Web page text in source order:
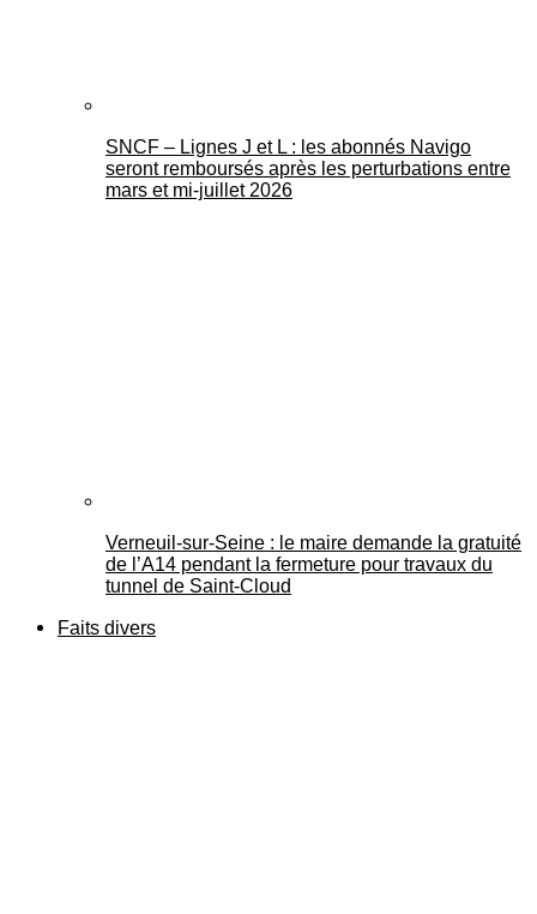
SNCF – Lignes J et L : les abonnés Navigo
seront remboursés après les perturbations entre
mars et mi-juillet 2026
Verneuil-sur-Seine : le maire demande la gratuité
de l’A14 pendant la fermeture pour travaux du
tunnel de Saint-Cloud
Faits divers